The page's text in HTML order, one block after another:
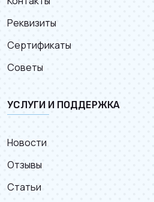
Реквизиты
Сертификаты
Советы
УСЛУГИ И ПОДДЕРЖКА
Новости
Отзывы
Статьи